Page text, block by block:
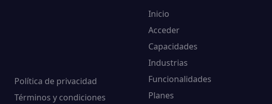
Política de privacidad
Términos y condiciones
Inicio
Acceder
Capacidades
Industrias
Funcionalidades
Planes